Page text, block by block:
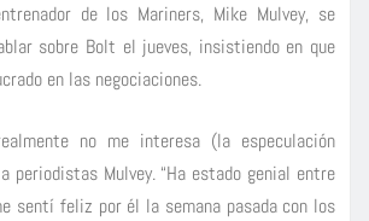
de los Mariners, Mike Mulvey, se
sobre Bolt el jueves, insistiendo en que
en las negociaciones.
no me interesa (la especulación
periodistas Mulvey. “Ha estado genial entre
sentí feliz por él la semana pasada con los